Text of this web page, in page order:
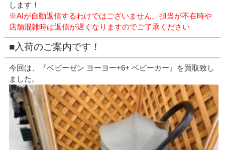
します！
※AIが自動返信するわけではございません。担当が不在時や
店舗混雑時は返信が遅くなりますのでご了承ください
■入荷のご案内です！
今回は、『ベビーゼン ヨーヨー+6+ ベビーカー』を買取致し
ました。